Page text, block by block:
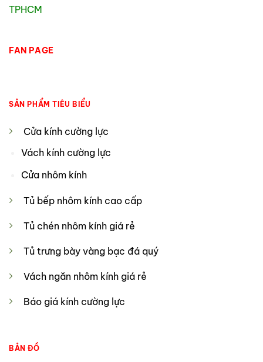
TPHCM
FAN PAGE
SẢN PHẨM TIÊU BIỂU
Cửa kính cường lực
Vách kính cường lực
Cửa nhôm kính
Tủ bếp nhôm kính cao cấp
Tủ chén nhôm kính giá rẻ
Tủ trưng bày vàng bạc đá quý
Vách ngăn nhôm kính giá rẻ
Báo giá kính cường lực
BẢN ĐỒ